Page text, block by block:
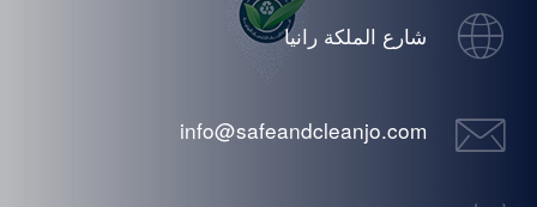
شارع الملكة رانيا
info@safeandcleanjo.com